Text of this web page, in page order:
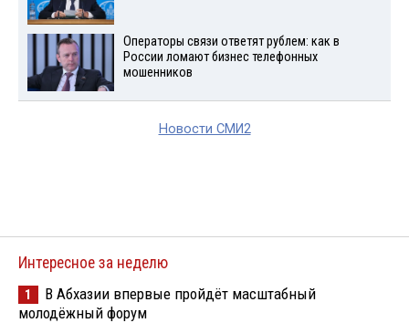
Операторы связи ответят рублем: как в
России ломают бизнес телефонных
мошенников
Новости СМИ2
Интересное за неделю
1
В Абхазии впервые пройдёт масштабный
молодёжный форум